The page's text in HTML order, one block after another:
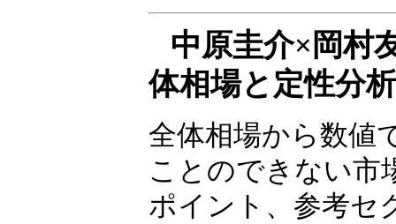
中原圭介×岡
体相場と定性分
全体相場から数値
ことのできない市
ポイント、参考セ